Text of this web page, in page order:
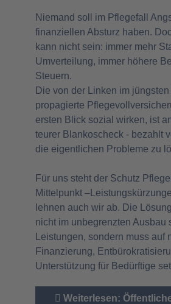
Niemand soll im Pflegefall
finanziellen Absturz haben.
kann nicht sein: immer mehr
Umverteilung, immer höhere
Steuern.
Die von der Linken im jüngsten
propagierte
ersten Blick sozial wirken, ist
teurer Blankoscheck - bezahlt
die eigentlichen Probleme zu
Für uns steht der Schutz
Mittelpunkt
lehnen auch wir ab. Die
nicht im unbegrenzten Ausbau
Leistungen, sondern muss auf
Finanzierung,
Unterstützung für Bedürftige
Weiterlesen: